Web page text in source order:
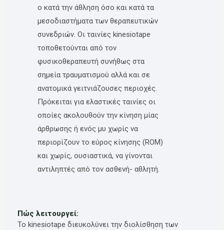
ο κατά την άθληση όσο και κατά τα
μεσοδιαστήματα των θεραπευτικών
συνεδριών. Οι ταινίες kinesiotape
τοποθετούνται από τον
φυσικοθεραπευτή συνήθως στα
σημεία τραυματισμού αλλά και σε
ανατομικά γειτνιάζουσες περιοχές.
Πρόκειται για ελαστικές ταινίες οι
οποίες ακολουθούν την κίνηση μίας
άρθρωσης ή ενός μυ χωρίς να
περιορίζουν το εύρος κίνησης (ROM)
και χωρίς, ουσιαστικά, να γίνονται
αντιληπτές από τον ασθενή- αθλητή.
Πώς λειτουργεί:
Το kinesiotape διευκολύνει την διολίσθηση των